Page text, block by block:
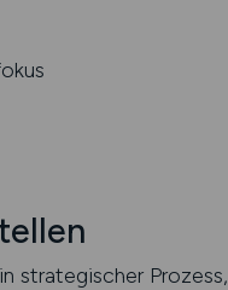
strategischer